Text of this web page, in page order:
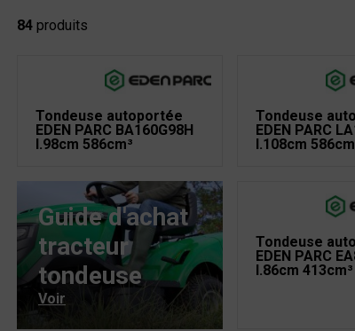
84 produits
Tondeuse autoportée
EDEN PARC BA160G98H
l.98cm 586cm³
Tondeuse
EDEN PARC
l.108cm
Guide d'achat
tracteur
tondeuse
Voir
Tondeuse
EDEN PARC
l.86cm 413cm³